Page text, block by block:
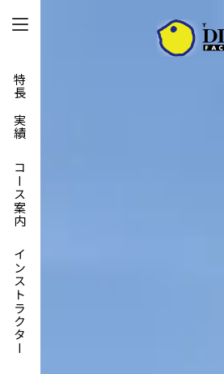
特長と実績
コース案内
インストラクター